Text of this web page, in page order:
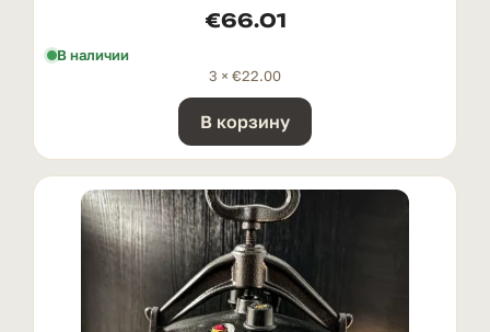
€66.01
В наличии
3 × €22.00
В корзину